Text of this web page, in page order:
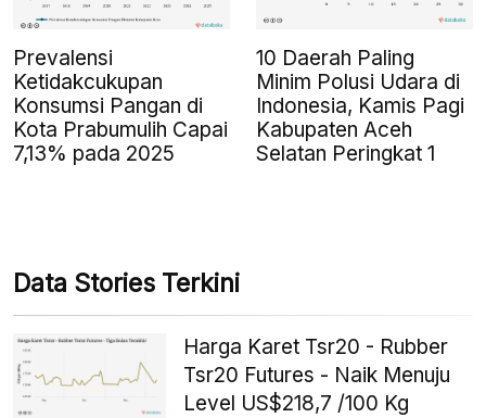
Prevalensi
Ketidakcukupan
Konsumsi Pangan di
Kota Prabumulih Capai
7,13% pada 2025
10 Daerah Paling
Minim Polusi Udara di
Indonesia, Kamis Pagi
Kabupaten Aceh
Selatan Peringkat 1
Data Stories Terkini
Harga Karet Tsr20 - Rubber
Tsr20 Futures - Naik Menuju
Level US$218,7 /100 Kg